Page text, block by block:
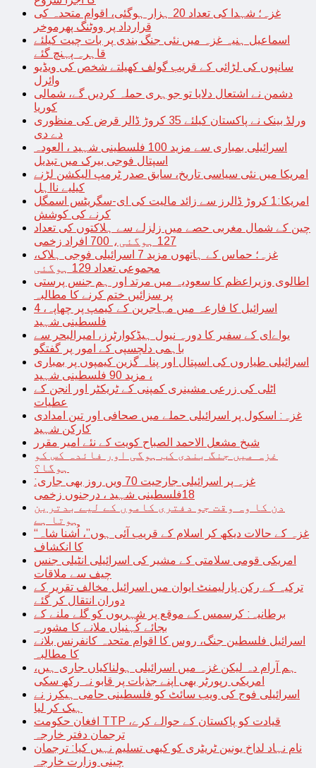
غزہ؛ شہدا کی تعداد 20 ہزار ہوگئی، اقوام متحدہ کی
قرارداد پر ووٹنگ پھرموخر
اسماعیل ہنیہ غزہ میں نئی جنگ بندی پر بات چیت کیلئے
قاہرہ پہنچ گئے
سانپوں کی لڑائی کے قریب گولف کھیلتے شخص کی ویڈیو
وائرل
دشمن نے اشتعال دلایا تو جوہری حملہ کردیں گے، شمالی
کوریا
ورلڈ بینک نے پاکستان کیلئے 35 کروڑ ڈالر قرض کی منظوری
دے دی
اسرائیلی بمباری سے مزید 100 فلسطینی شہید ، العودہ
اسپتال فوجی بیرک میں تبدیل
امریکا میں نئی سیاسی تاریخ، سابق صدر ٹرمپ الیکشن لڑنے
کیلیے نااہل
امریکا:1 کروڑ ڈالرز سے زائد مالیت کی ای-سگریٹس اسمگل
کرنے کی کوشش
چین کے شمال مغربی حصے میں زلزلے سے ہلاکتوں کی تعداد
127 ہوگئی، 700 افراد زخمی
غزہ؛ حماس کے ہاتھوں مزید 7 اسرائیلی فوجی ہلاک،
مجموعی تعداد 129 ہوگئی
اطالوی وزیراعظم کا سعودیہ میں مرتد اور ہم جنس پرستی
پر سزائیں ختم کرنے کا مطالبہ
اسرائیل کا فارعہ میں مہاجرین کے کیمپ پر چھاپہ، 4
فلسطینی شہید
یواےای کے سفیر کا دورہ نیول ہیڈکوارٹرز، امیرالبحر سے
باہمی دلچسپی کے امور پر گفتگو
اسرائیلی طیاروں کی اسپتال اور پناہ گزین کیمپوں پر بمباری
، مزید 90 فلسطینی شہید
اٹلی کی زرعی مشینری کمپنی کے ٹریکٹر اور انجن کے
عطیات
غزہ: اسکول پر اسرائیلی حملے میں صحافی اور تین امدادی
کارکن شہید
شیخ مشعل الاحمد الصباح کویت کے نئے امیر مقرر
غزہ میں جنگ بندی کب ہوگی اور فائدہ کس کو
ہوگا؟
غزہ پر اسرائیلی جارحیت 70 ویں روز بھی جاری:
18فلسطینی شہید ، درجنوں زخمی
دن کا وہ وقت جو دفتری کاموں کے لیے بدترین
ہوتا ہے
“غزہ کے حالات دیکھ کر اسلام کے قریب آئی ہوں”، اُشنا شاہ
کا انکشاف
امریکی قومی سلامتی کے مشیر کی اسرائیلی انٹیلی جنس
چیف سے ملاقات
ترکیہ کے رکن پارلیمنٹ ایوان میں اسرائیل مخالف تقریر کے
دوران انتقال کر گئے
برطانیہ: کرسمس کے موقع پر شہریوں کو گلے ملنے کے
بجائے کُہنیاں ملانے کا مشورہ
اسرائیل فلسطین جنگ، روس کا اقوام متحدہ کانفرنس بلانے
کا مطالبہ
ہم آرام دہ لیکن غزہ میں اسرائیلی ہولناکیاں جاری ہیں،
امریکی رپورٹر بھی اپنے جذبات پر قابو نہ رکھ سکی
اسرائیلی فوج کی ویب سائٹ کو فلسطینی حامی ہیکرز نے
ہیک کر لیا
افغان حکومت TTP قیادت کو پاکستان کے حوالے کرے،
ترجمان دفتر خارجہ
نام نہاد لداخ یونین ٹریٹری کو کبھی تسلیم نہیں کیا: ترجمان
چینی وزارت خارجہ